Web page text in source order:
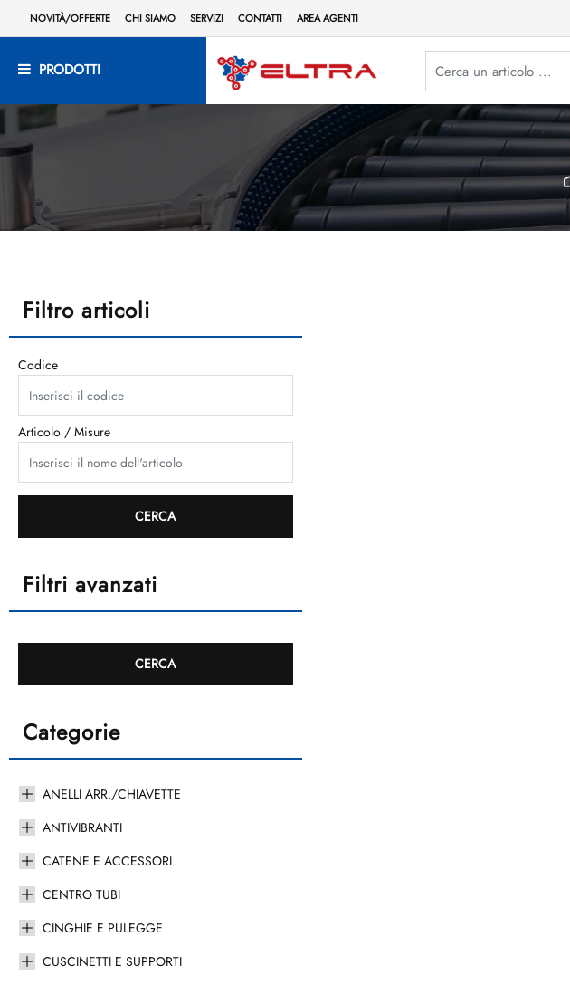
NOVITÀ/OFFERTE CHI SIAMO SERVIZI CONTATTI AREA AGENTI
PRODOTTI
Filtro articoli
Codice
Articolo / Misure
Filtri avanzati
Categorie
ANELLI ARR./CHIAVETTE
ANTIVIBRANTI
CATENE E ACCESSORI
CENTRO TUBI
CINGHIE E PULEGGE
CUSCINETTI E SUPPORTI